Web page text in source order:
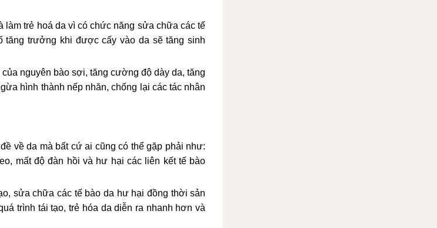
làm trẻ hoá da vì có chức năng sửa chữa các tế
tăng trưởng khi được cấy vào da sẽ tăng sinh
nguyên bào sợi, tăng cường độ dày da, tăng
hình thành nếp nhăn, chống lại các tác nhân
về da mà bất cứ ai cũng có thể gặp phải như:
mất độ đàn hồi và hư hại các liên kết tế bào
sửa chữa các tế bào da hư hại đồng thời sản
trình tái tạo, trẻ hóa da diễn ra nhanh hơn và